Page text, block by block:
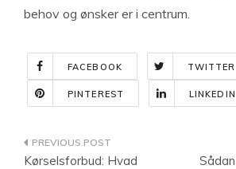
behov og ønsker er i centrum.
FACEBOOK TWITTER
PINTEREST LINKEDIN
Indlægsnavigation
Kørselsforbud: Hvad